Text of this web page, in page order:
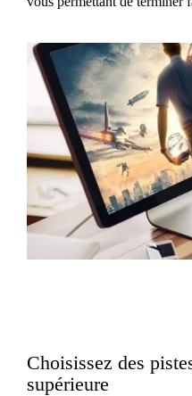
Choisissez des
supérieure